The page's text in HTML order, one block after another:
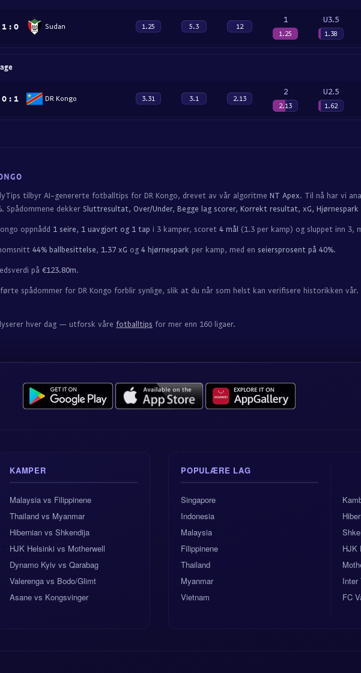
1 : 0 Sudan 1.25 5.3 12
1
1.25
U3.5
1.38
0 : 1 DR Kongo 3.31 3.1 2.13
2
2.13
U2.5
1.62
tilbyr AI-genererte fotballtips for DR Kongo, drevet av vår algoritme NT Apex. Til nå har vi
. Spådommene dekker Sluttresultat, Over/Under, Begge lag scorer, Korrekt resultat, xG,
oppnådd 1 seire, 1 uavgjort og 1 tap i 3 kamper, scoret 4 mål (1.3 per kamp) og sluppet inn 3,
44% ballbesittelse, 1.37 xG og 4 hjørnespark per kamp, med en seiersprosent på 40%.
på €123.80m.
spådommer for DR Kongo forblir synlige, slik at du når som helst kan verifisere historikken vår.
hver dag — utforsk våre fotballtips for mer enn 160 ligaer.
KAMPER
Malaysia vs Filippinene
Thailand vs Myanmar
Hibernian vs Shkendija
HJK Helsinki vs Motherwell
Dynamo Kyiv vs Qarabag
Valerenga vs Bodo/Glimt
Asane vs Kongsvinger
POPULÆRE LAG
Singapore
Indonesia
Malaysia
Filippinene
Thailand
Myanmar
Vietnam
HJK
Inter
FC